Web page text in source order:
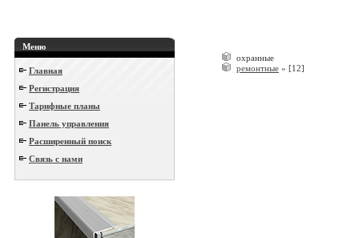
Меню
Главная
Регистрация
Тарифные планы
Панель управления
Расширенный поиск
Связь с нами
охранные
ремонтные » [12]